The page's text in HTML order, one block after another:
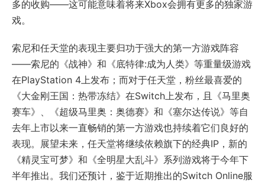
多的收购——这可能意味着将来Xbox会拥有更多的独家游
戏。
索尼和任天堂的表现主要归功于强大的第一方游戏阵容
——索尼的《战神》和《底特律:成为人类》等重量级游戏
在PlayStation 4上发布；而对于任天堂，粉丝最喜爱的
《大金刚王国：热带冻结》在Switch上发布，且《马里奥
赛车》、《超级马里奥：奥德赛》和《塞尔达传说》等自
去年上市以来一直畅销的第一方游戏也持续着它们良好的
表现。展望未来，任天堂将继续依赖旗下的经典IP，新的
《精灵宝可梦》和《全明星大乱斗》系列游戏将于今年下
半年推出。我们还预计，鉴于近期推出的Switch Online服